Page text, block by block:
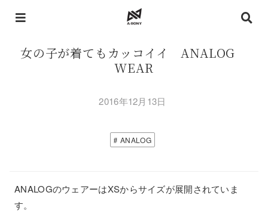
女の子が着てもカッコイイ ANALOG
WEAR
2016年12月13日
ANALOG
ANALOGのウェアーはXSからサイズが展開されていま
す。